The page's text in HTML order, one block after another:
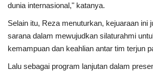
dunia internasional," katanya.
Selain itu, Reza menuturkan, kejuaraan ini
sarana dalam mewujudkan silaturahmi
kemampuan dan keahlian antar tim terjun
Lalu sebagai program lanjutan dalam